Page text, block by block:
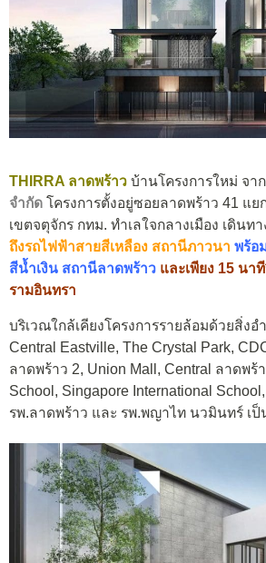
THIRRA ลาดพร้าว บ้านโครงการใหม่ จาก
จำกัด โครงการตั้งอยู่ซอยลาดพร้าว 41 แย
เขตจตุจักร กทม. ทำเลใจกลางเมือง เดินท
ถึงรถไฟฟ้าสายสีเหลือง สถานีภาวนา พร้อ
สีน้ำเงิน สถานีลาดพร้าว และเพียง 15 นา
รามอินทรา
บริเวณใกล้เคียงโครงการรายล้อมด้วยสิ่ง
Central Eastville, The Crystal Park,
ลาดพร้าว 2, Union Mall, Central ลาดพร้
School, Singapore International
รพ.ลาดพร้าว และ รพ.พญาไท นวมินทร์ เ